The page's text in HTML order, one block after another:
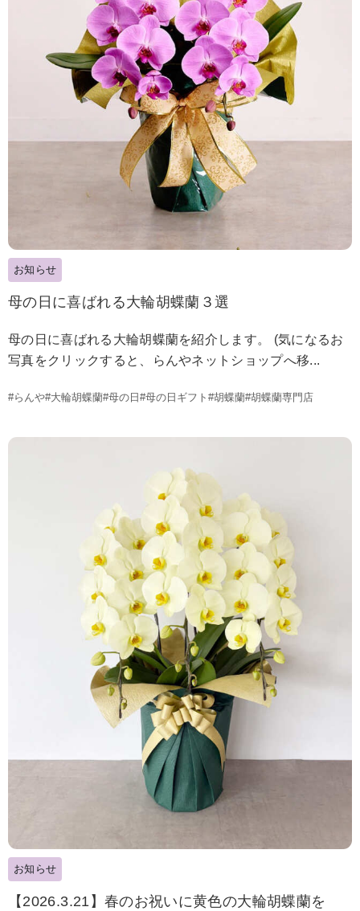
お知らせ
母の日に喜ばれる大輪胡蝶蘭３選
母の日に喜ばれる大輪胡蝶蘭を紹介します。 (気になるお
写真をクリックすると、らんやネットショップへ移...
#らんや#大輪胡蝶蘭#母の日#母の日ギフト #胡蝶蘭#胡蝶蘭専門店
お知らせ
【2026.3.21】春のお祝いに黄色の大輪胡蝶蘭を